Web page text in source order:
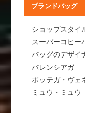
ブランドバッグ
ショップスタイ
スーパーコピー
バッグのデザイ
バレンシアガ
ボッテガ・ヴェ
ミュウ・ミュウ